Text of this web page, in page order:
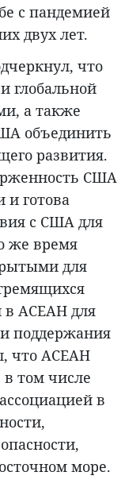
с пандемией
двух лет.
что
глобальной
а также
объединить
развития.
США
и готова
с США для
же время
для
в АСЕАН для
поддержания
что АСЕАН
том числе
в
море.